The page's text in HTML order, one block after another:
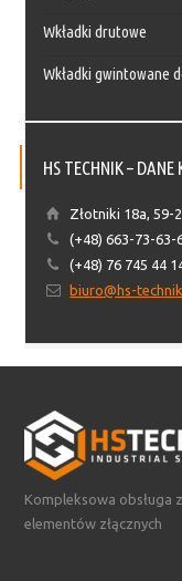
Wkładki drutowe
Wkładki gwintowane
HS TECHNIK –
Złotniki 18a, 59-
(+48) 663-73-63-
(+48) 76 745 44
biuro@hs-
Kompleksowa obsługa
elementów złącznych